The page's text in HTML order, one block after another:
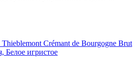
Crémant de Bourgogne Brut
Белое игристое